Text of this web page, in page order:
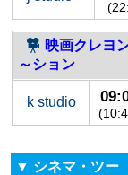
映画クレヨ
～ション
k studio
▼ シネマ・ツー